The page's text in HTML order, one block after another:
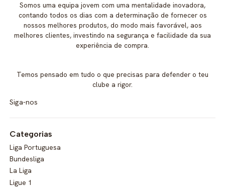
Somos uma equipa jovem com uma mentalidade inovadora,
contando todos os dias com a determinação de fornecer os
nossos melhores produtos, do modo mais favorável, aos
melhores clientes, investindo na segurança e facilidade da sua
experiência de compra.
Temos pensado em tudo o que precisas para defender o teu
clube a rigor.
Siga-nos
Categorias
Liga Portuguesa
Bundesliga
La Liga
Ligue 1